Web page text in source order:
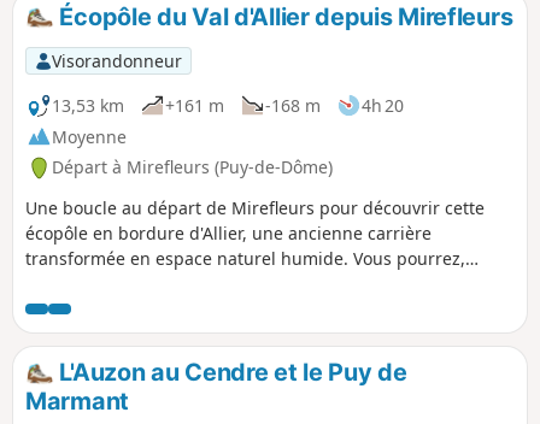
Écopôle du Val d'Allier depuis Mirefleurs
Visorandonneur
13,53 km
+161 m -168 m
4h 20
Moyenne
Départ à Mirefleurs (Puy-de-Dôme)
Une boucle au départ de Mirefleurs pour découvrir cette
écopôle en bordure d'Allier, une ancienne carrière
transformée en espace naturel humide. Vous pourrez,
d'oiseaux si vous pensez à emmener des jumelles. Des vues
dégagées sur la Chaîne des Puys en première partie de
randonnée. Mirefleurs est un agréable village avec de
nombreuses maisons anciennes. Beaucoup de pruniers et
de noyers sur le parcours.
L'Auzon au Cendre et le Puy de
Marmant